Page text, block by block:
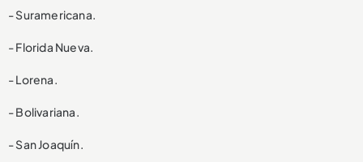
- Suramericana.
- Florida Nueva.
- Lorena.
- Bolivariana.
- San Joaquín.